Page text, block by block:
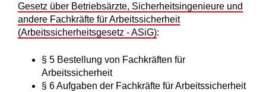
Gesetz über Betriebsärzte, Sicherheitsingenieure und
andere Fachkräfte für Arbeitssicherheit
(Arbeitssicherheitsgesetz - ASiG):
§ 5 Bestellung von Fachkräften für
Arbeitssicherheit
§ 6 Aufgaben der Fachkräfte für Arbeitssicherheit